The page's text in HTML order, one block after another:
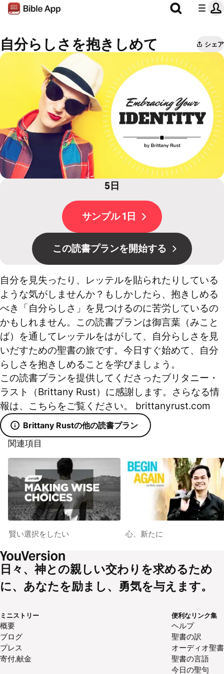
自分らしさを抱きしめて シェア
5日
サンプル 1日
この読書プランを開始する
自分を見失ったり、レッテルを貼られたりしている
ような気がしませんか？もしかしたら、抱きしめる
べき「自分らしさ」を見つけるのに苦労しているの
かもしれません。この読書プランは御言葉（みこと
ば）を通してレッテルをはがして、自分らしさを見
いだすための聖書の旅です。今日すぐ始めて、自分
らしさを抱きしめることを学びましょう。
この読書プランを提供してくださったブリタニー・
ラスト（Brittany Rust）に感謝します。さらなる情
報は、こちらをご覧ください。 brittanyrust.com
Brittany Rustの他の読書プラン
関連項目
賢い選択をしたい 心、新たに
日々、神との親しい交わりを求めるため
に、あなたを励まし、勇気を与えます。
ミニストリー
概要
ブログ
プレス
寄付,献金
便利なリンク集
ヘルプ
聖書の訳
オーディオ聖書
聖書の言語
今日の聖句